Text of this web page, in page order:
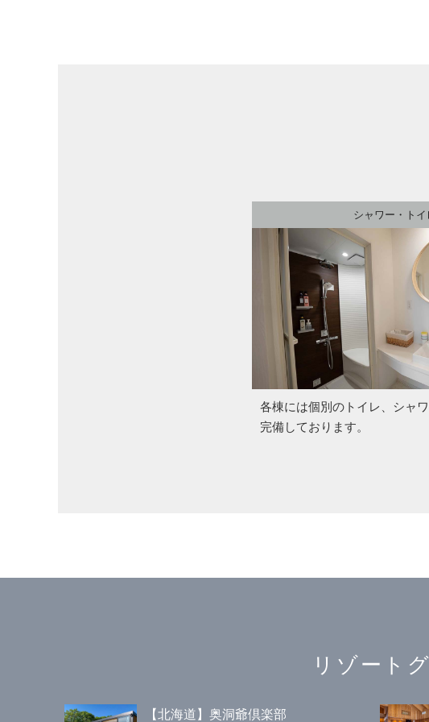
シャワー・トイ
各棟には個別のトイレ、シャ
完備しております。
リゾート
【北海道】奥洞爺倶楽部